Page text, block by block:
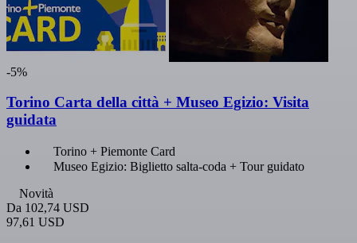
-5%
Torino Carta della città + Museo Egizio: Visita
guidata
Torino + Piemonte Card
Museo Egizio: Biglietto salta-coda + Tour guidato
Novità
Da 102,74 USD
97,61 USD